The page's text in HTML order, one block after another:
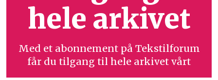
hele arkivet
Med et abonnement på Tekstilforum
får du tilgang til hele arkivet vårt